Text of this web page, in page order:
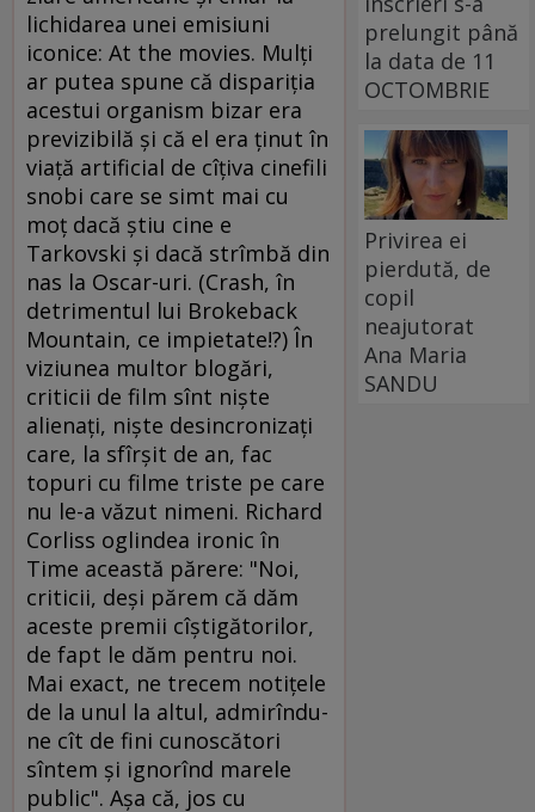
lichidarea unei emisiuni
iconice: At the movies. Mulţi
ar putea spune că dispariţia
acestui organism bizar era
previzibilă şi că el era ţinut în
viaţă artificial de cîţiva cinefili
snobi care se simt mai cu
moţ dacă ştiu cine e
Tarkovski şi dacă strîmbă din
nas la Oscar-uri. (Crash, în
detrimentul lui Brokeback
Mountain, ce impietate!?) În
viziunea multor blogări,
criticii de film sînt nişte
alienaţi, nişte desincronizaţi
care, la sfîrşit de an, fac
topuri cu filme triste pe care
nu le-a văzut nimeni. Richard
Corliss oglindea ironic în
Time această părere: "Noi,
criticii, deşi părem că dăm
aceste premii cîştigătorilor,
de fapt le dăm pentru noi.
Mai exact, ne trecem notiţele
de la unul la altul, admirîndu-
ne cît de fini cunoscători
sîntem şi ignorînd marele
public". Aşa că, jos cu
prelungit până
la data de 11
OCTOMBRIE
Privirea ei
pierdută, de
copil
neajutorat
Ana Maria
SANDU